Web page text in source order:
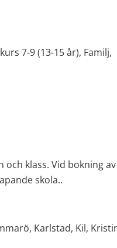
7-9 (13-15 år), Familj,
klass. Vid bokning
skola..
Karlstad, Kil,